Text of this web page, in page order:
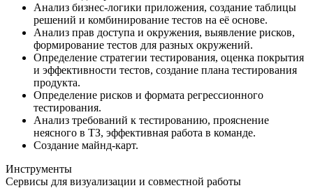
Анализ бизнес‑логики приложения, создание таблицы
решений и комбинирование тестов на её основе.
Анализ прав доступа и окружения, выявление рисков,
формирование тестов для разных окружений.
Определение стратегии тестирования, оценка покрытия
и эффективности тестов, создание плана тестирования
продукта.
Определение рисков и формата регрессионного
тестирования.
Анализ требований к тестированию, прояснение
неясного в ТЗ, эффективная работа в команде.
Создание майнд-карт.
Инструменты
Сервисы для визуализации и совместной работы